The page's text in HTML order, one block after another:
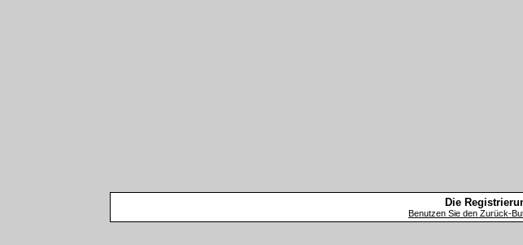
Die
Benutzen Sie den Zurück-